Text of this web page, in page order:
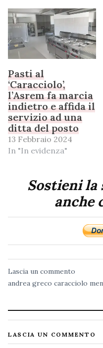
Pasti al
‘Caracciolo’,
l’Asrem fa marcia
indietro e affida il
servizio ad una
ditta del posto
13 Febbraio 2024
In "In evidenza"
Sostieni la
anche
Lascia un commento
andrea greco caracciolo
LASCIA UN COMMENTO